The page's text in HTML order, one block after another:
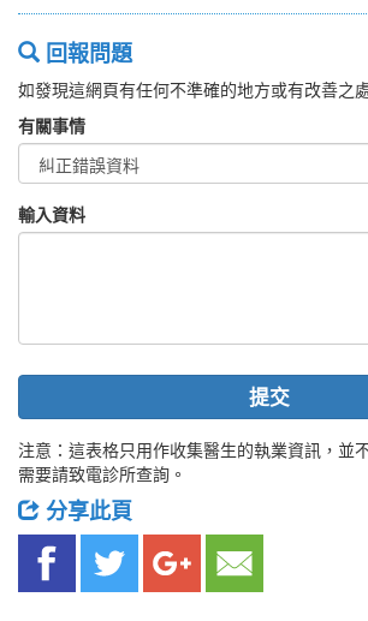
回報問題
如發現這網頁有任何不準確的地方或有改善之
有關事情
輸入資料
提交
注意：這表格只用作收集醫生的執業資訊，並
需要請致電診所查詢。
分享此頁